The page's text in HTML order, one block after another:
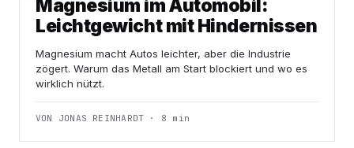
Magnesium im Automobil:
Leichtgewicht mit Hindernissen
Magnesium macht Autos leichter, aber die Industrie
zögert. Warum das Metall am Start blockiert und wo es
wirklich nützt.
VON JONAS REINHARDT · 8 min